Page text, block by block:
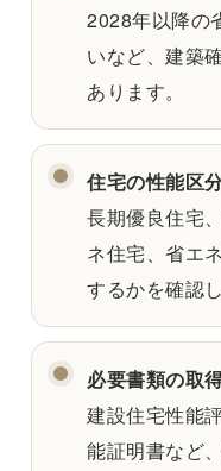
2028年以降の
いなど、建築
あります。
住宅の性能区
長期優良住宅
ネ住宅、省エ
するかを確認し
必要書類の取
建設住宅性能
能証明書など